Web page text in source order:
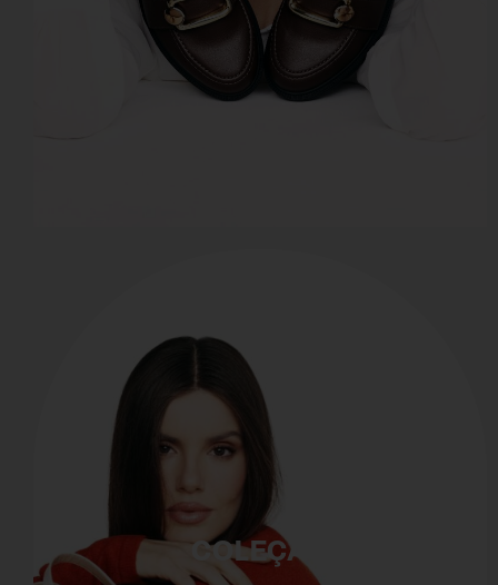
COLEÇÃO